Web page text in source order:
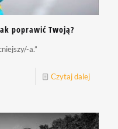
poprawić Twoją?
a.”
Czytaj dalej